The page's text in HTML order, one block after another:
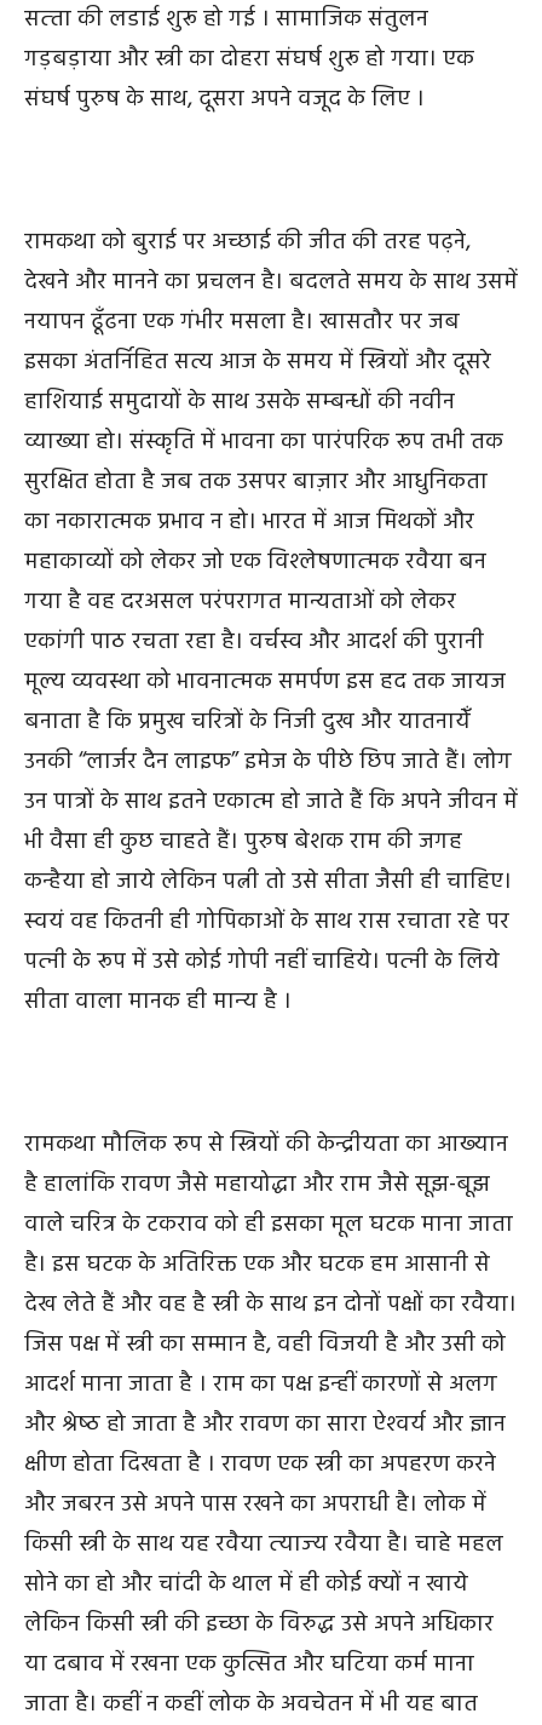
सत्‍ता की लडाई शुरू हो गई । सामाजिक संतुलन
गड़बड़ाया और स्त्री का दोहरा संघर्ष शुरू हो गया। एक
संघर्ष पुरुष के साथ,दूसरा अपने वजूद के लिए ।
रामकथा को बुराई पर अच्छाई की जीत की तरह पढ़ने,
देखने और मानने का प्रचलन है। बदलते समय के साथ उसमें
नयापन ढूँढना एक गंभीर मसला है। खासतौर पर जब
इसका अंतर्निहित सत्य आज के समय में स्त्रियों और दूसरे
हाशियाई समुदायों के साथ उसके सम्बन्धों की नवीन
व्याख्या हो। संस्कृति में भावना का पारंपरिक रूप तभी तक
सुरक्षित होता है जब तक उसपर बाज़ार और आधुनिकता
का नकारात्मक प्रभाव न हो। भारत में आज मिथकों और
महाकाव्यों को लेकर जो एक विश्‍लेषणात्‍मक रवैया बन
गया है वह दरअसल परंपरागत मान्यताओं को लेकर
एकांगी पाठ रचता रहा है। वर्चस्व और आदर्श की पुरानी
मूल्य व्यवस्था को भावनात्‍मक समर्पण इस हद तक जायज
बनाता है कि प्रमुख चरित्रों के निजी दुख और यातनायेँ
उनकी ‘‘लार्जर दैन लाइफ’’ इमेज के पीछे छिप जाते हैं। लोग
उन पात्रों के साथ इतने एकात्म हो जाते हैं कि अपने जीवन में
भी वैसा ही कुछ चाहते हैं। पुरुष बेशक राम की जगह
कन्हैया हो जाये लेकिन पत्नी तो उसे सीता जैसी ही चाहिए।
स्‍वयं वह कितनी ही गोपिकाओं के साथ रास रचाता रहे पर
पत्‍नी के रूप में उसे कोई गोपी नहीं चाहिये। पत्‍नी के लिये
सीता वाला मानक ही मान्‍य है ।
रामकथा मौलिक रूप से स्त्रियों की केन्द्रीयता का आख्‍यान
है हालांकि रावण जैसे महायोद्धा और राम जैसे सूझ-बूझ
वाले चरित्र के टकराव को ही इसका मूल घटक माना जाता
है। इस घटक के अतिरिक्त एक और घटक हम आसानी से
देख लेते हैं और वह है स्त्री के साथ इन दोनों पक्षों का रवैया।
जिस पक्ष में स्त्री का सम्मान है, वही विजयी है और उसी को
आदर्श माना जाता है । राम का पक्षइन्हींकारणों से अलग
और श्रेष्‍ठ हो जाता है और रावण का सारा ऐश्‍वर्य और ज्ञान
क्षीण होता दिखता है । रावण एक स्त्री का अपहरण करने
और जबरन उसे अपने पास रखने का अपराधी है। लोक में
किसी स्त्री के साथ यह रवैया त्‍याज्‍य रवैया है। चाहे महल
सोने का हो और चांदी के थाल में ही कोई क्यों न खाये
लेकिन किसी स्त्री की इच्छा के विरुद्ध उसे अपने अधिकार
या दबाव में रखना एक कुत्सित और घटिया कर्म माना
जाता है। कहीं न कहीं लोक के अवचेतन मेंभीयह बात